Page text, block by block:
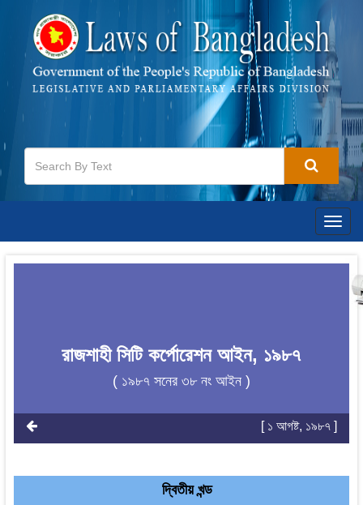
রাজশাহী সিটি কর্পোরেশন আইন, ১৯৮৭
( ১৯৮৭ সনের ৩৮ নং আইন )
[ ১ আগষ্ট, ১৯৮৭ ]
দ্বিতীয় খন্ড